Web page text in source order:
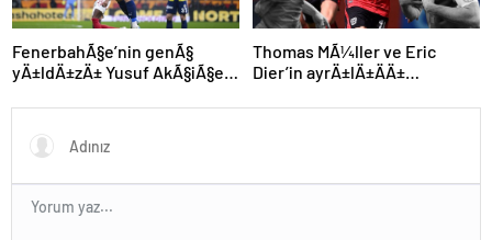
FenerbahÃ§e’nin genÃ§
yÄ±ldÄ±zÄ± Yusuf AkÃ§iÃ§ek
edebilir
Thomas MÃ¼ller ve Eric
Dier’in ayrÄ±lÄ±ÄÄ±
Ã§Ä±lgÄ±n plan